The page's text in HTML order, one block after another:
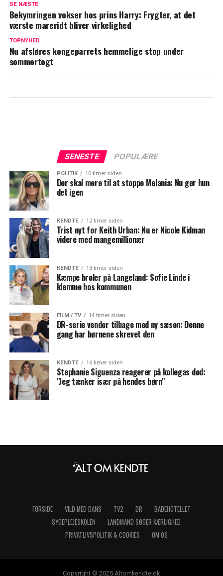
er flygtet ud af landet
Mette-Marit bryder tavsheden for første
SE NÆSTE
Bekymringen vokser hos prins Harry: Frygter, at det
værste mareridt bliver virkelighed
TOPNYHED
Nu afsløres kongeparrets hemmelige stop under
sommertogt
SENESTE POPULÆRE
POLITIK 10 timer siden
Der skal mere til at stoppe Melania: Nu gør hun
det igen
KENDTE 12 timer siden
Trist nyt for Keith Urban: Nu er Nicole Kidman
videre med mangemillionær
KENDTE 13 timer siden
Kæmpe brøler på Langeland: Sofie Linde i
klemme hos kommunen
FILM / TV 14 timer siden
DR-serie vender tilbage med ny sæson: Denne
gang har børnene skrevet den
KENDTE 16 timer siden
Stephanie Siguenza reagerer på kollegas død:
"Jeg tænker især på hendes børn"
FORSIDE VILD MED DANS TV2 DR
BADEHOTELLET
SYGEPLEJESKOLEN
LANDMAND SØGER KÆRLIGHED
PRIVATLIVSPOLITIK & COOKIES
OM OS
Copyright © 2025 Altomkendte.dk